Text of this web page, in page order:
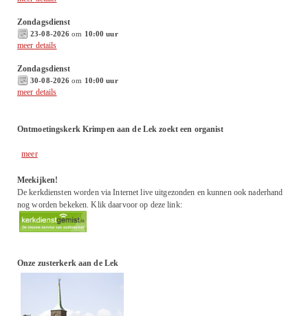
Zondagsdienst
23-08-2026 om 10:00 uur
meer details
Zondagsdienst
30-08-2026 om 10:00 uur
meer details
Ontmoetingskerk Krimpen aan de Lek zoekt een organist
meer
Meekijken!
De kerkdiensten worden via Internet live uitgezonden en kunnen ook naderhand
nog worden bekeken. Klik daarvoor op deze link:
Onze zusterkerk aan de Lek